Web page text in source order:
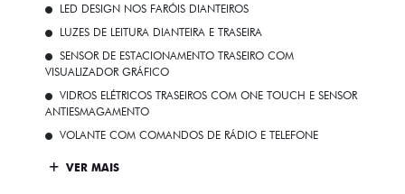
LED DESIGN NOS FARÓIS DIANTEIROS
LUZES DE LEITURA DIANTEIRA E TRASEIRA
SENSOR DE ESTACIONAMENTO TRASEIRO COM
VISUALIZADOR GRÁFICO
VIDROS ELÉTRICOS TRASEIROS COM ONE TOUCH E SENSOR
ANTIESMAGAMENTO
VOLANTE COM COMANDOS DE RÁDIO E TELEFONE
VER MAIS